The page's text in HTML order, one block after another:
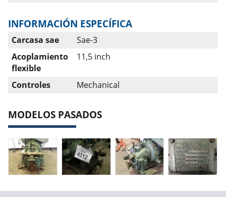
INFORMACIÓN ESPECÍFICA
Carcasa sae
Sae-3
Acoplamiento
flexible
11,5 inch
Controles Mechanical
MODELOS PASADOS